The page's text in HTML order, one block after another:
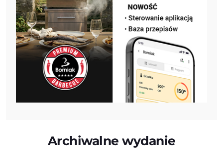
Archiwalne wydanie